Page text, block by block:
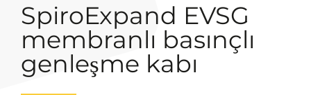
SpiroExpand EVSG
membranlı basınçlı
genleşme kabı